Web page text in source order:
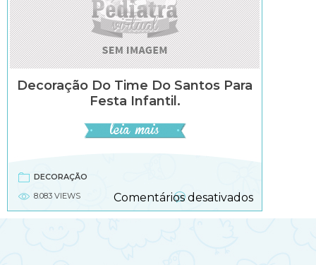
Decoração Do Time Do Santos Para
Festa Infantil.
DECORAÇÃO
8.083 VIEWS
Comentários desativadosem
Decoração